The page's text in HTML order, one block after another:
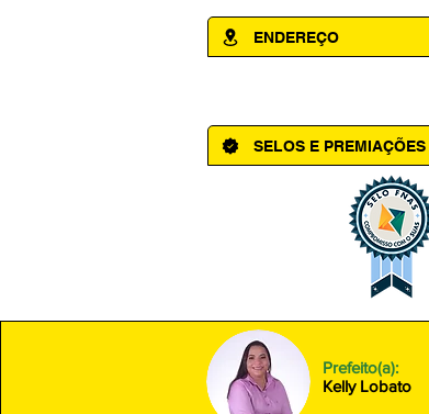
ENDEREÇO
SELOS E PREMIAÇÕES
Prefeito(a):
Kelly Lobato